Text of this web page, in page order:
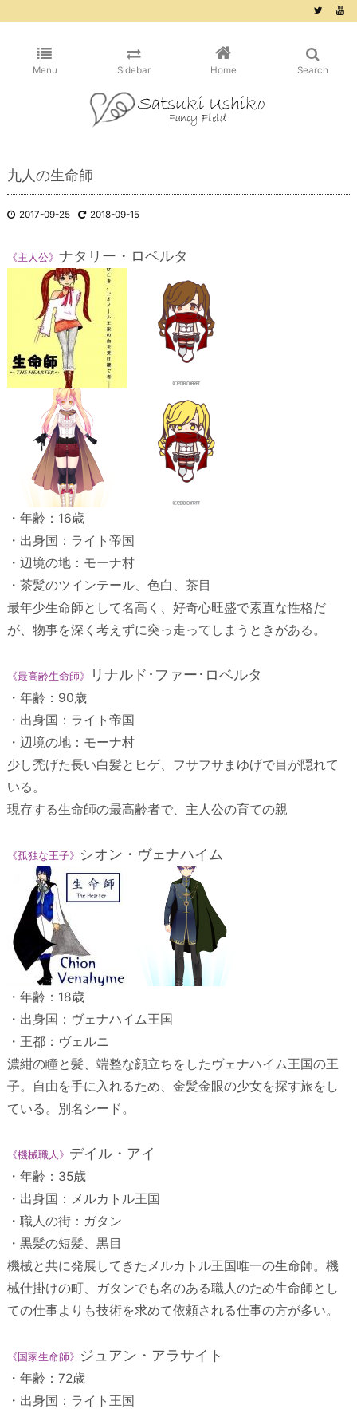
Menu Sidebar Home Search
九人の生命師
2017-09-25 2018-09-15
《主人公》 ナタリー・ロベルタ
・年齢：16歳
・出身国：ライト帝国
・辺境の地：モーナ村
・茶髪のツインテール、色白、茶目
最年少生命師として名高く、好奇心旺盛で素直な性格だ
が、物事を深く考えずに突っ走ってしまうときがある。
《最高齢生命師》 リナルド･ファー･ロベルタ
・年齢：90歳
・出身国：ライト帝国
・辺境の地：モーナ村
少し禿げた長い白髪とヒゲ、フサフサまゆげで目が隠れて
いる。
現存する生命師の最高齢者で、主人公の育ての親
《孤独な王子》 シオン・ヴェナハイム
・年齢：18歳
・出身国：ヴェナハイム王国
・王都：ヴェルニ
濃紺の瞳と髪、端整な顔立ちをしたヴェナハイム王国の王
子。自由を手に入れるため、金髪金眼の少女を探す旅をし
ている。別名シード。
《機械職人》 デイル・アイ
・年齢：35歳
・出身国：メルカトル王国
・職人の街：ガタン
・黒髪の短髪、黒目
機械と共に発展してきたメルカトル王国唯一の生命師。機
械仕掛けの町、ガタンでも名のある職人のため生命師とし
ての仕事よりも技術を求めて依頼される仕事の方が多い。
《国家生命師》 ジュアン・アラサイト
・年齢：72歳
・出身国：ライト王国